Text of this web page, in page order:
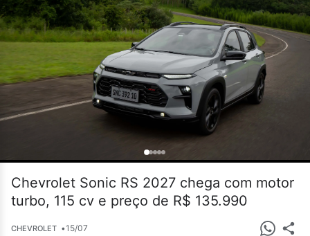
Chevrolet Sonic RS 2027 chega com motor
turbo, 115 cv e preço de R$ 135.990
CHEVROLET •15/07